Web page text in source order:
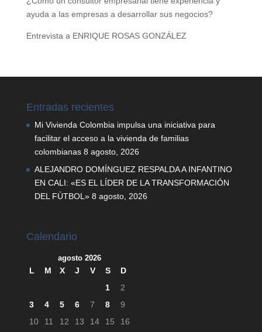
ayuda a las empresas a desarrollar sus negocios?
Entrevista a ENRIQUE ROSAS GONZÁLEZ
Entradas recientes
Mi Vivienda Colombia impulsa una iniciativa para
facilitar el acceso a la vivienda de familias
colombianas 8 agosto, 2026
ALEJANDRO DOMÍNGUEZ RESPALDA A INFANTINO
EN CALI: «ES EL LÍDER DE LA TRANSFORMACIÓN
DEL FÚTBOL» 8 agosto, 2026
Calendario
agosto 2026
L M X J V S
D
1
2
3
4 5 6 7 8
9
10
11 12 13 14 15
16